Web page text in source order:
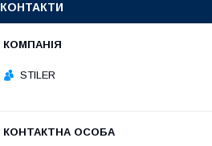
КОНТАКТИ
STILER